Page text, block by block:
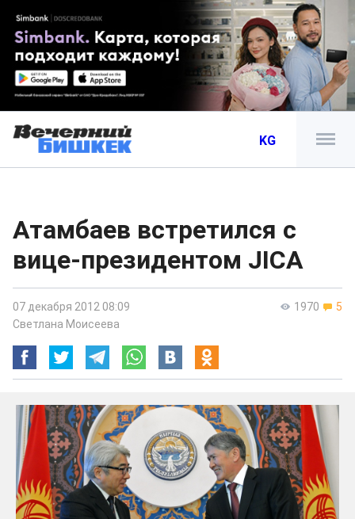
KG
Атамбаев встретился с
вице-президентом JICA
1970 5
07 декабря 2012 08:09
Светлана Моисеева